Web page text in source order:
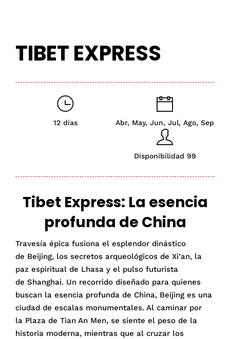
TIBET EXPRESS
12 días Abr, May, Jun, Jul, Ago, Sep
Disponibilidad 99
Tibet Express: La esencia
profunda de China
Travesía épica fusiona el esplendor dinástico
de Beijing, los secretos arqueológicos de Xi’an, la
paz espiritual de Lhasa y el pulso futurista
de Shanghai. Un recorrido diseñado para quienes
buscan la esencia profunda de China, Beijing es una
ciudad de escalas monumentales. Al caminar por
la Plaza de Tian An Men, se siente el peso de la
historia moderna, mientras que al cruzar los